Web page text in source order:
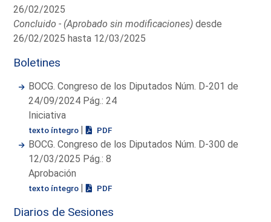
26/02/2025
Concluido - (Aprobado sin modificaciones) desde
26/02/2025 hasta 12/03/2025
Boletines
BOCG. Congreso de los Diputados Núm. D-201 de
24/09/2024 Pág.: 24
Iniciativa
texto íntegro | PDF
BOCG. Congreso de los Diputados Núm. D-300 de
12/03/2025 Pág.: 8
Aprobación
texto íntegro | PDF
Diarios de Sesiones